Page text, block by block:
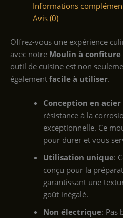
Informations
Avis (0)
Offrez-vous une expérience
avec notre Moulin à
outil de cuisine est non
également facile à utiliser.
Conception en
résistance à la
exceptionnelle. Ce
pour durer et vous
Utilisation unique:
conçu pour la
garantissant une
goût inégalé.
Non électrique: Pas